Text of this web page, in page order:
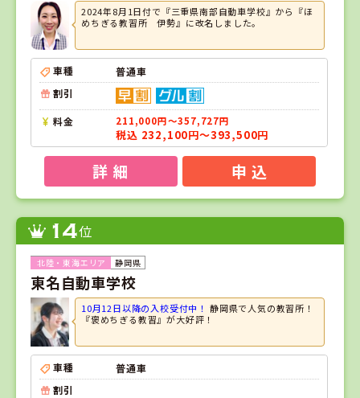
2024年8月1日付で『三重県南部自動車学校』から『ほ
めちぎる教習所 伊勢』に改名しました。
車種
普通車
割引
料金 211,000円～357,727円
税込 232,100円～393,500円
詳 細 申 込
14位
静岡県
東名自動車学校
10月12日以降の入校受付中！ 静岡県で人気の教習所！
『褒めちぎる教習』が大好評！
車種
普通車
割引